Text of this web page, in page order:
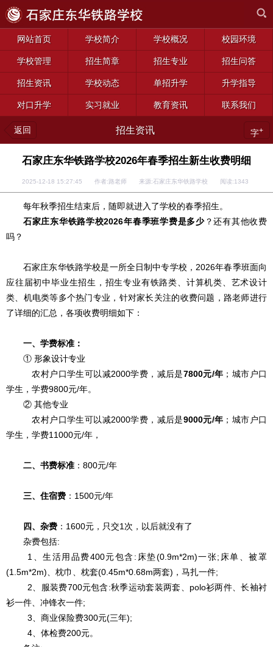
网站首页 学校简介 学校概况 校园环境
学校管理 招生简章 招生专业 招生问答
招生资讯 学校动态 单招升学 升学指导
对口升学 实习就业 教育资讯 联系我们
返回 招生资讯 字+
石家庄东华铁路学校2026年春季招生新生收费明细
2025-12-18 15:27:45 作者:路老师 来源:石家庄东华铁路学校 阅读:1343
每年秋季招生结束后，随即就进入了学校的春季招生。
石家庄东华铁路学校2026年春季班学费是多少？还有其他收费
吗？
石家庄东华铁路学校是一所全日制中专学校，2026年春季班面向
应往届初中毕业生招生，招生专业有铁路类、计算机类、艺术设计
类、机电类等多个热门专业，针对家长关注的收费问题，路老师进行
了详细的汇总，各项收费明细如下：
一、学费标准：
① 形象设计专业
农村户口学生可以减2000学费，减后是7800元/年 ；城市户口
学生， 学费9800元/年。
② 其他专业
农村户口学生可以减2000学费，减后是9000元/年 ； 城市户口
学生， 学费11000元/年，
二、书费标准 ：800元/年
三、住宿费 ：1500元/年
四、杂费 ：1600元，只交1次，以后就没有了
杂费包括:
1、生活用品费400元包含:床垫(0.9m*2m)一张;床单、被罩
(1.5m*2m)、枕巾、枕套(0.45m*0.68m两套)，马扎一件;
2、服装费700元包含:秋季运动套装两套、polo衫两件、长袖衬
衫一件、冲锋衣一件;
3、商业保险费300元(三年);
4、体检费200元。